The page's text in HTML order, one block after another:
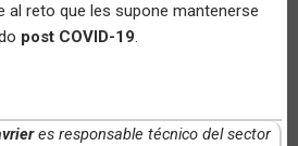
al reto que les supone mantenerse
post COVID-19.
es responsable técnico del sector